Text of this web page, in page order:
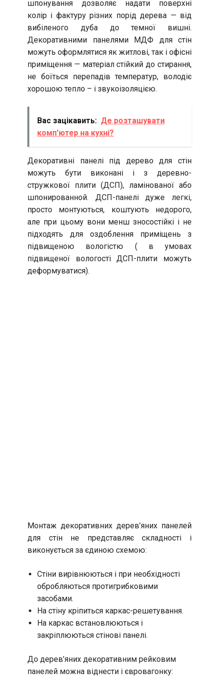
шпонування дозволяє надати поверхні
колір і фактуру різних порід дерева — від
вибіленого дуба до темної вишні.
Декоративними панелями МДФ для стін
можуть оформлятися як житлові, так і офісні
приміщення — матеріал стійкий до стирання,
не боїться перепадів температур, володіє
хорошою тепло – і звукоізоляцією.
Вас зацікавить: Де розташувати
комп'ютер на кухні?
Декоративні панелі під дерево для стін
можуть бути виконані і з деревно-
стружкової плити (ДСП), ламінованої або
шпонированной. ДСП-панелі дуже легкі,
просто монтуються, коштують недорого,
але при цьому вони менш зносостійкі і не
підходять для оздоблення приміщень з
підвищеною вологістю ( в умовах
підвищеної вологості ДСП-плити можуть
деформуватися).
Монтаж декоративних дерев’яних панелей
для стін не представляє складності і
виконується за єдиною схемою:
Стіни вирівнюються і при необхідності
обробляються протигрибковими
засобами.
На стіну кріпиться каркас-решетування.
На каркас встановлюються і
закріплюються стінові панелі.
До дерев’яних декоративним рейковим
панелей можна віднести і євровагонку: